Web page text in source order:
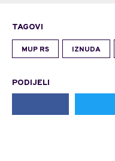
TAGOVI
MUP RS IZNUDA
PODIJELI